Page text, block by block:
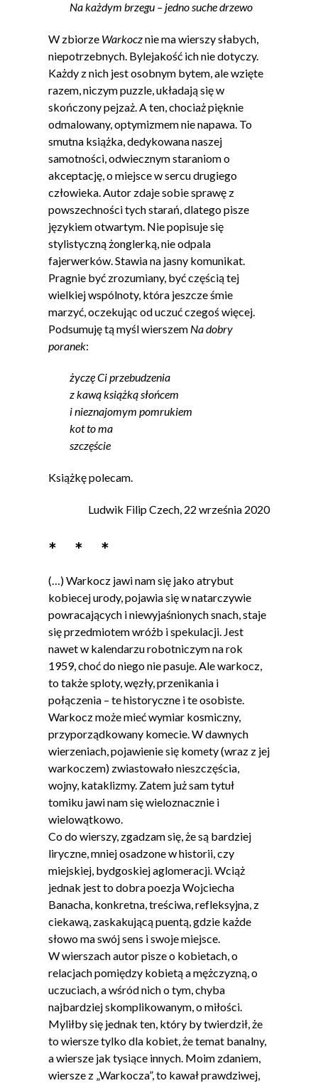
Na każdym brzegu – jedno suche drzewo
W zbiorze Warkocznie ma wierszy słabych,
niepotrzebnych. Bylejakość ich nie dotyczy.
Każdy z nich jest osobnym bytem, ale wzięte
razem, niczym puzzle, układają się w
skończony pejzaż. A ten, chociaż pięknie
odmalowany, optymizmem nie napawa. To
smutna książka, dedykowana naszej
samotności, odwiecznym staraniom o
akceptację, o miejsce w sercu drugiego
człowieka. Autor zdaje sobie sprawę z
powszechności tych starań, dlatego pisze
językiem otwartym. Nie popisuje się
stylistyczną żonglerką, nie odpala
fajerwerków. Stawia na jasny komunikat.
Pragnie być zrozumiany, być częścią tej
wielkiej wspólnoty, która jeszcze śmie
marzyć, oczekując od uczuć czegoś więcej.
Podsumuję tą myśl wierszem Na dobry
poranek:
życzę Ci przebudzenia
z kawą książką słońcem
i nieznajomym pomrukiem
kot to ma
szczęście
Książkę polecam.
Ludwik Filip Czech, 22 września 2020
* * *
(…) Warkocz jawi nam się jako atrybut
kobiecej urody, pojawia się w natarczywie
powracających i niewyjaśnionych snach, staje
się przedmiotem wróżb i spekulacji. Jest
nawet w kalendarzu robotniczym na rok
1959, choć do niego nie pasuje. Ale warkocz,
to także sploty, węzły, przenikania i
połączenia – te historyczne i te osobiste.
Warkocz może mieć wymiar kosmiczny,
przyporządkowany komecie. W dawnych
wierzeniach, pojawienie się komety (wraz z jej
warkoczem) zwiastowało nieszczęścia,
wojny, kataklizmy. Zatem już sam tytuł
tomiku jawi nam się wieloznacznie i
wielowątkowo.
Co do wierszy, zgadzam się, że są bardziej
liryczne, mniej osadzone w historii, czy
miejskiej, bydgoskiej aglomeracji. Wciąż
jednak jest to dobra poezja Wojciecha
Banacha, konkretna, treściwa, refleksyjna, z
ciekawą, zaskakującą puentą, gdzie każde
słowo ma swój sens i swoje miejsce.
W wierszach autor pisze o kobietach, o
relacjach pomiędzy kobietą a mężczyzną, o
uczuciach, a wśród nich o tym, chyba
najbardziej skomplikowanym, o miłości.
Myliłby się jednak ten, który by twierdził, że
to wiersze tylko dla kobiet, że temat banalny,
a wiersze jak tysiące innych. Moim zdaniem,
wiersze z „Warkocza”, to kawał prawdziwej,